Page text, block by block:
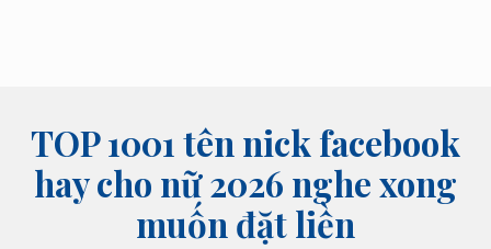
TOP 1001 tên nick facebook
hay cho nữ 2026 nghe xong
muốn đặt liền